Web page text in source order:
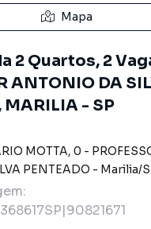
Mapa
2 Quartos, 2
ANTONIO DA
MARILIA - SP
MOTTA, 0 -
PENTEADO - Marilia/